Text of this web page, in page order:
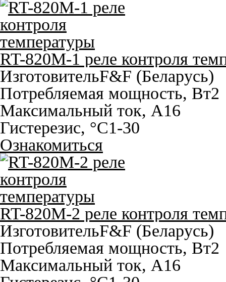
RT-820M-1 реле контроля
ИзготовительF&F (Беларусь)
Потребляемая мощность, Вт2
Максимальный ток, A16
Гистерезис, °С1-30
Ознакомиться
RT-820M-2 реле контроля
ИзготовительF&F (Беларусь)
Потребляемая мощность, Вт2
Максимальный ток, A16